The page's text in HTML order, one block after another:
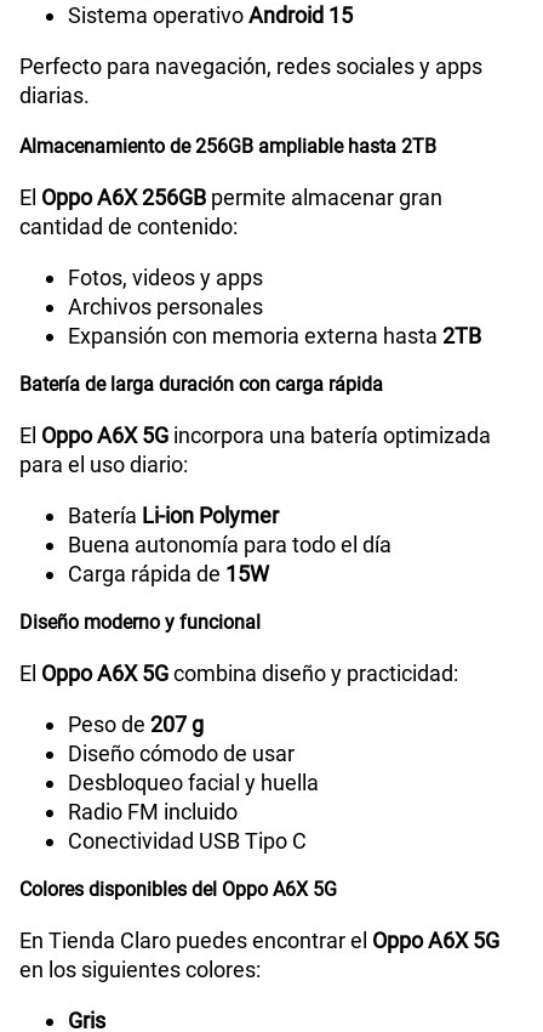
Reconocimiento Facial
Lector de Huella
Modelo
Dimensión 166.60x78.51x8.61mm
Carga rápida
Sistema operativoAndroid 15
Perfecto para navegación, redes sociales y apps
diarias.
Almacenamiento de 256GB ampliable hasta 2TB
El Oppo A6X 256GB permite almacenar gran
cantidad de contenido:
Fotos, videos y apps
Archivos personales
Expansión con memoria externa hasta 2TB
Batería de larga duración con carga rápida
El Oppo A6X 5G incorpora una batería optimizada
para el uso diario:
Batería Li-ion Polymer
Buena autonomía para todo el día
Carga rápida de 15W
Diseño moderno y funcional
El Oppo A6X 5Gcombina diseño y practicidad:
Peso de 207 g
Diseño cómodo de usar
Desbloqueo facial y huella
Radio FM incluido
Conectividad USB Tipo C
Colores disponibles del Oppo A6X 5G
En Tienda Claro puedes encontrar el Oppo A6X 5G
en los siguientes colores:
Gris